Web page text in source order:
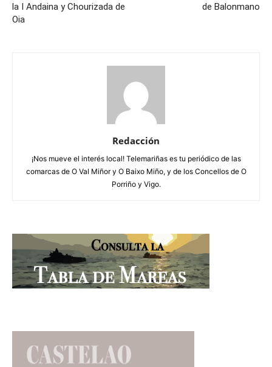
la I Andaina y Chourizada de
Oia
de Balonmano
Redacción
¡Nos mueve el interés local! Telemariñas es tu periódico de las
comarcas de O Val Miñor y O Baixo Miño, y de los Concellos de O
Porriño y Vigo.